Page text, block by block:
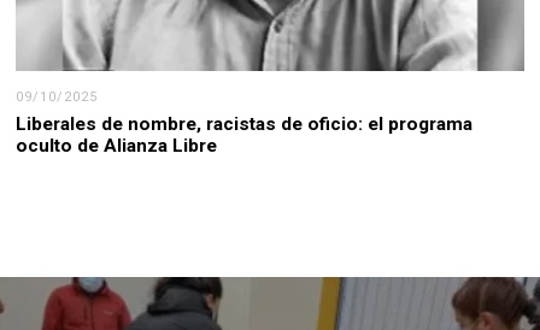
09/10/2025
Liberales de nombre, racistas de oficio: el programa
oculto de Alianza Libre